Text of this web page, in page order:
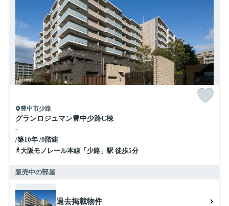
豊中市少路
グランロジュマン豊中少路C棟
-
/築10年 /9階建
大阪モノレール本線「少路」駅 徒歩5分
販売中の部屋
過去掲載物件